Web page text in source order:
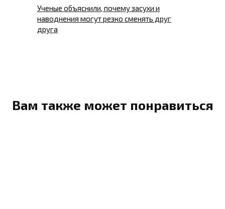
Ученые объяснили, почему засухи и
наводнения могут резко сменять друг
друга
Вам также может понравиться